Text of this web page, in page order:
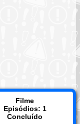
Filme
Episódios: 1
Concluído